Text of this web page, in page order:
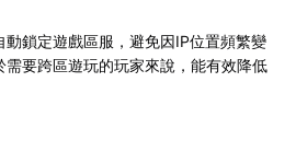
鎖定遊戲區服，避免因IP位置頻繁變
要跨區遊玩的玩家來說，能有效降低